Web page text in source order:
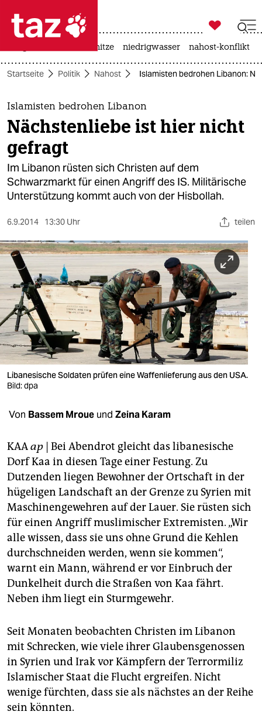
 taz zahl ich
taz zahl ich
themen
politik
öko
gesellschaft
sport
berlin
nord
wahrheit
verlag
verlag
veranstaltungen
shop
unterstützen
abo
genossenschaft
epaper login

taz zahl ich
hitze niedrigwasser nahost-konflikt
Startseite Politik Nahost Islamisten bedrohen Libanon:
Islamisten bedrohen Libanon
Nächstenliebe ist hier nicht
gefragt
Im Libanon rüsten sich Christen auf dem
Schwarzmarkt für einen Angriff des IS. Militärische
Unterstützung kommt auch von der Hisbollah.
6.9.2014 13:30 Uhr teilen
Libanesische Soldaten prüfen eine Waffenlieferung aus den USA.
Bild: dpa
Von Bassem Mroue und Zeina Karam
KAAap | Bei Abendrot gleicht das libanesische
Dorf Kaa in diesen Tage einer Festung. Zu
Dutzenden liegen Bewohner der Ortschaft in der
hügeligen Landschaft an der Grenze zu Syrien mit
Maschinengewehren auf der Lauer. Sie rüsten sich
für einen Angriff muslimischer Extremisten. „Wir
alle wissen, dass sie uns ohne Grund die Kehlen
durchschneiden werden, wenn sie kommen“,
warnt ein Mann, während er vor Einbruch der
Dunkelheit durch die Straßen von Kaa fährt.
Neben ihm liegt ein Sturmgewehr.
Seit Monaten beobachten Christen im Libanon
mit Schrecken, wie viele ihrer Glaubensgenossen
in Syrien und Irak vor Kämpfern der Terrormiliz
Islamischer Staat die Flucht ergreifen. Nicht
wenige fürchten, dass sie als nächstes an der Reihe
sein könnten.